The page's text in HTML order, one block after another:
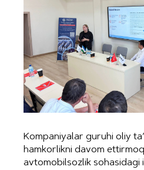
Kompaniyalar guruhi oliy
hamkorlikni davom
avtomobilsozlik sohasidagi